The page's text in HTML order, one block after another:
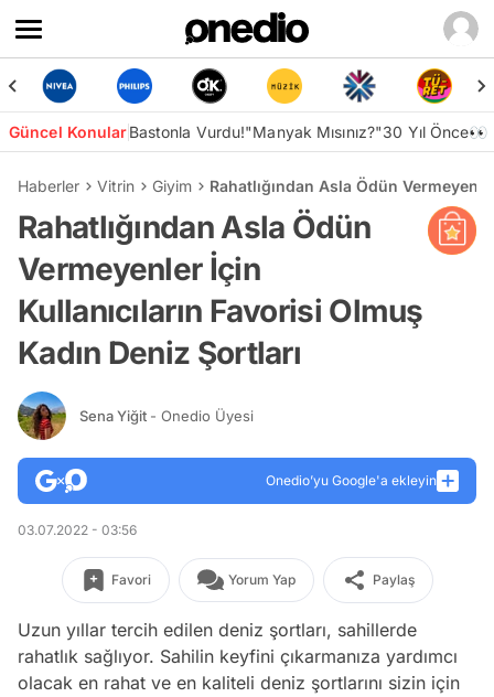
Güncel KonularBastonla Vurdu!"Manyak Mısınız?"30 Yıl Önce👀
Haberler Vitrin Giyim Rahatlığından Asla Ödün
Rahatlığından Asla Ödün
Vermeyenler İçin
Kullanıcıların Favorisi Olmuş
Kadın Deniz Şortları
Sena Yiğit - Onedio Üyesi
Onedio’yu Google'a ekleyin
03.07.2022 - 03:56
Favori Yorum Yap Paylaş
Uzun yıllar tercih edilen deniz şortları, sahillerde
rahatlık sağlıyor. Sahilin keyfini çıkarmanıza yardımcı
olacak en rahat ve en kaliteli deniz şortlarını sizin için